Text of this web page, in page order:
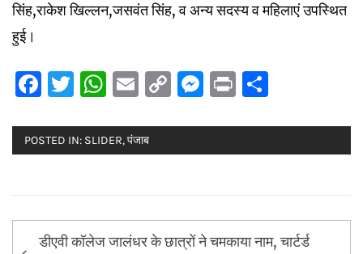
सिंह,राकेश खिल्लन,जसवंत सिंह, व अन्य सदस्य व महिलाएं उपस्थित
हुई।
Facebook
Twitter
WhatsApp
Email
CopyMessenger
Print
POSTED IN: SLIDER,पंजाब
Post
डीएवी कॉलेज जालंधर के छात्रों ने चमकाया नाम, चार्टर्ड